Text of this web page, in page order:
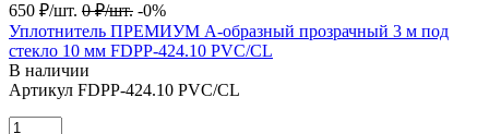
650 ₽/шт. 0 ₽/шт. -0%
Уплотнитель ПРЕМИУМ А-образный прозрачный 3 м под
стекло 10 мм FDPP-424.10 PVC/CL
В наличии
Артикул FDPP-424.10 PVC/CL